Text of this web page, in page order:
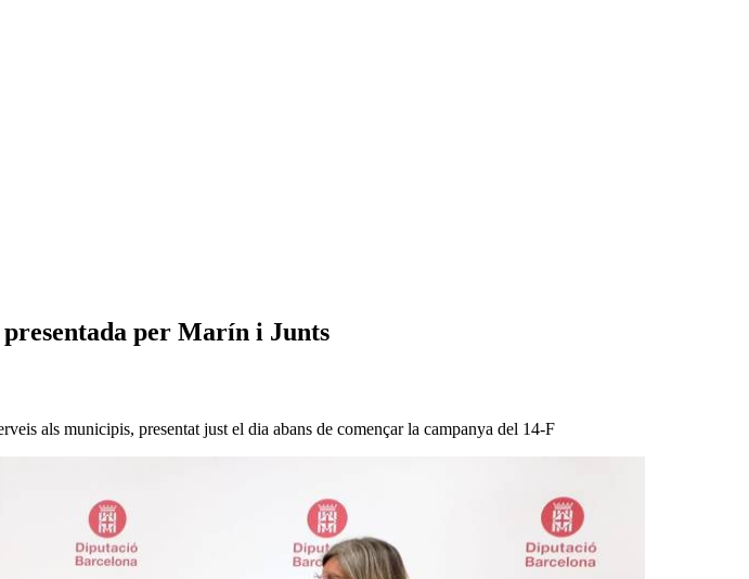
per Marín i Junts
als municipis, presentat just el dia abans de començar la campanya del 14-F